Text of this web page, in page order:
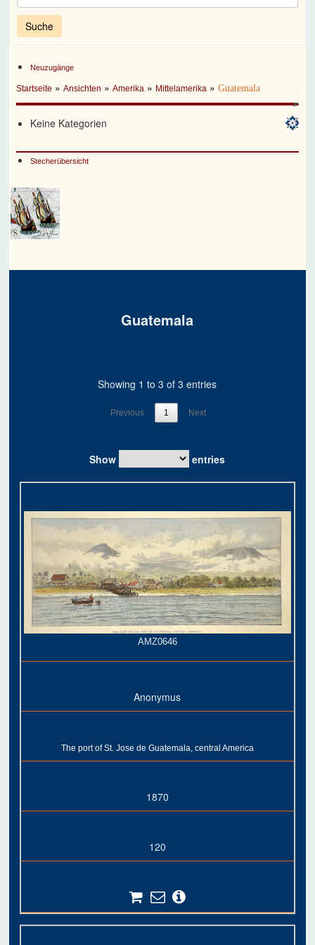
Neuzugänge
Startseite »Ansichten »Amerika » Mittelamerika »Guatemala
Keine Kategorien
Stecherübersicht
Guatemala
Show entries
Showing 1 to 3 of 3 entries
Previous 1 Next
AMZ0646
Anonymus
The port of St. Jose de Guatemala, central America
1870
120